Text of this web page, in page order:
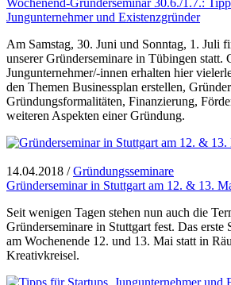
Jungunternehmer und Existenzgründer
Am Samstag, 30. Juni und Sonntag, 1. Juli
unserer Gründerseminare in Tübingen statt.
Jungunternehmer/-innen erhalten hier
den Themen Businessplan erstellen,
Gründungsformalitäten, Finanzierung,
weiteren Aspekten einer Gründung.
14.04.2018 /Gründungsseminare
Gründerseminar in Stuttgart am 12. & 13.
Seit wenigen Tagen stehen nun auch die
Gründerseminare in Stuttgart fest. Das erste
am Wochenende 12. und 13. Mai statt in
Kreativkreisel.